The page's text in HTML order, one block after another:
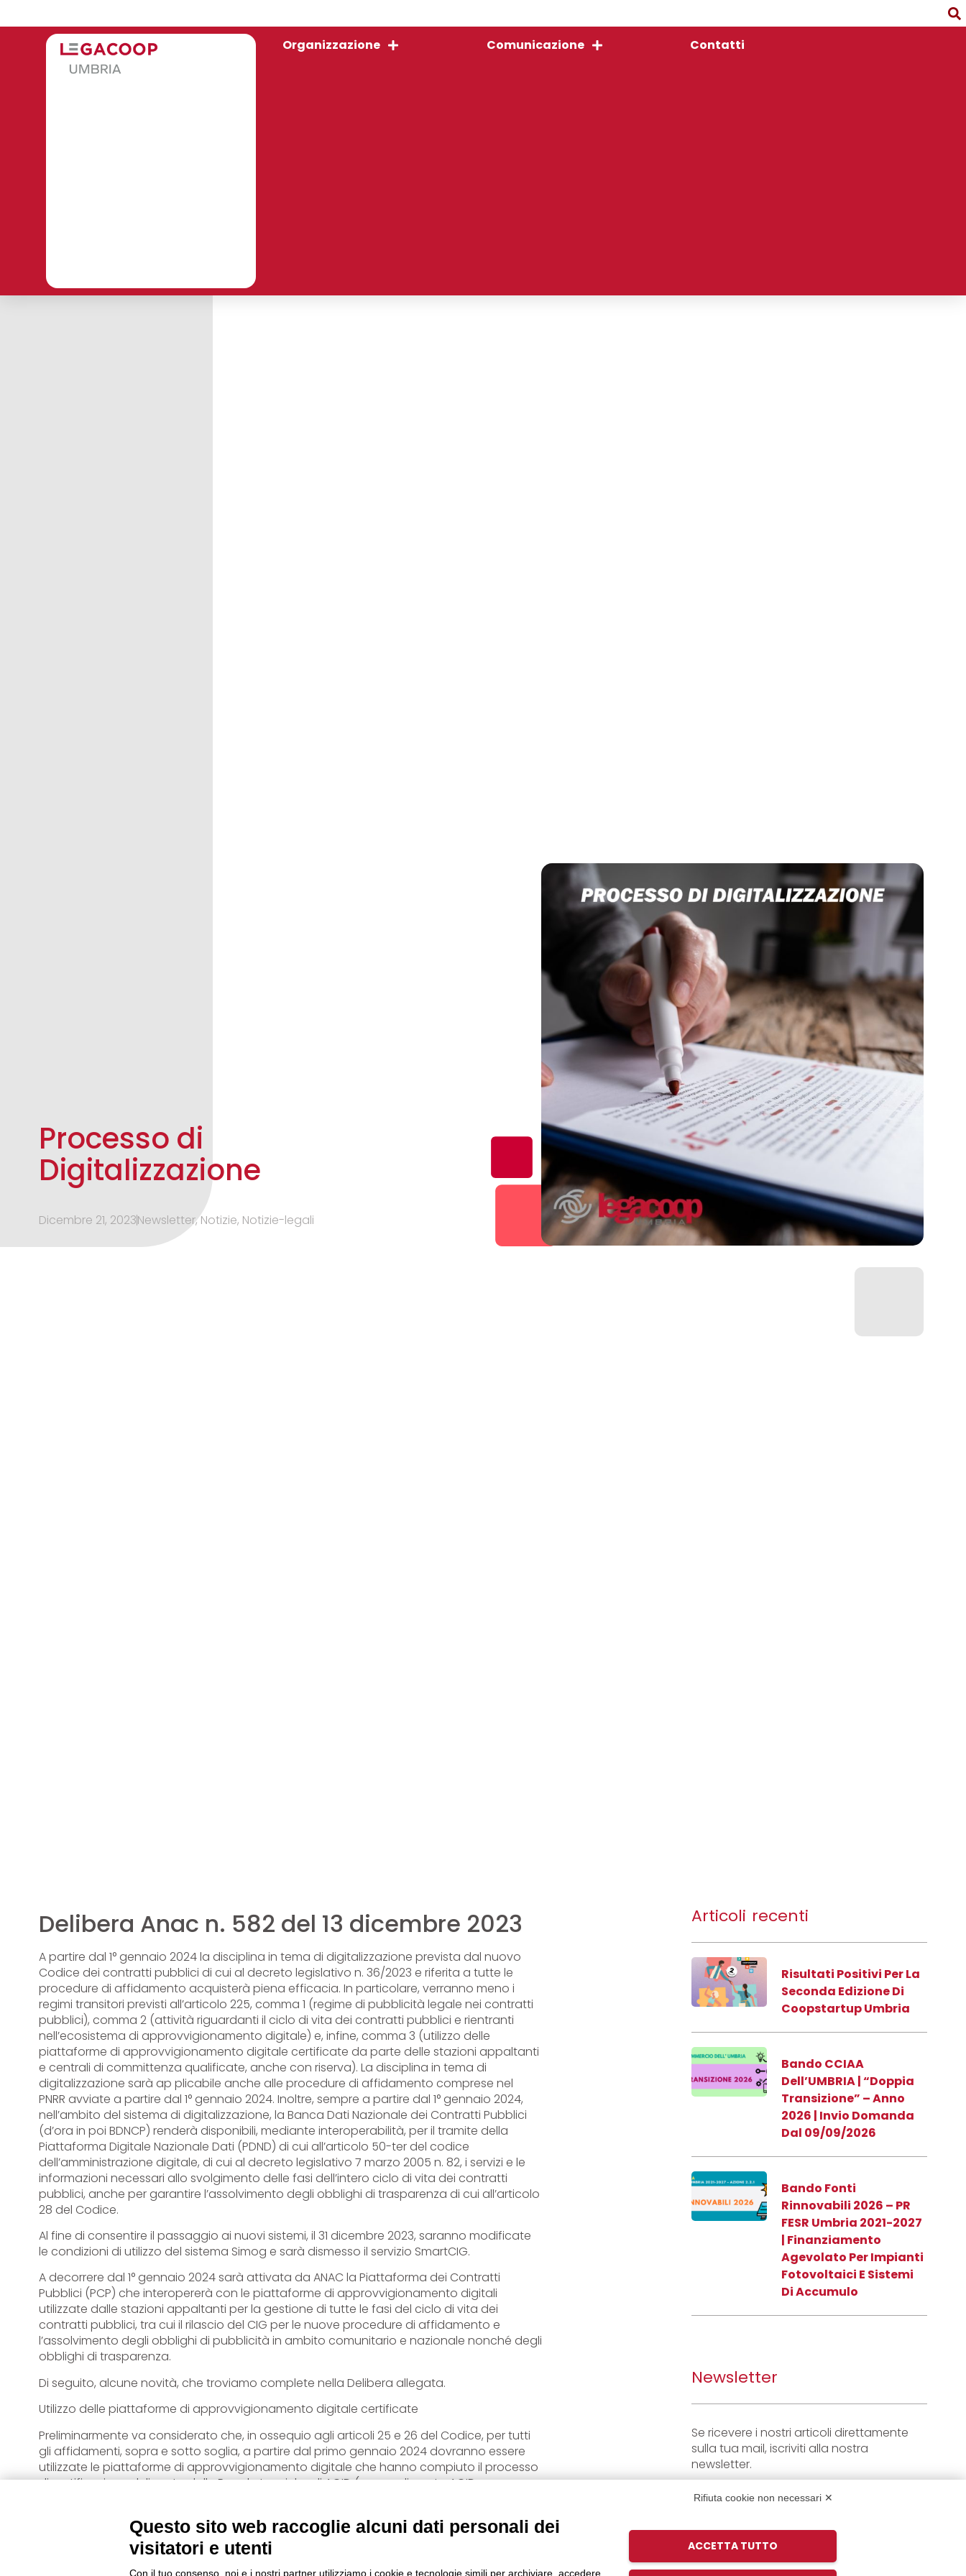
Organizzazione Comunicazione Contatti
Processo di
Digitalizzazione
Dicembre 21, 2023Newsletter,Notizie, Notizie-legali
Delibera Anac n. 582 del 13 dicembre 2023
A partire dal 1° gennaio 2024 la disciplina in tema di digitalizzazione prevista dal nuovo
Codice dei contratti pubblici di cui al decreto legislativo n. 36/2023 e riferita a tutte le
procedure di affidamento acquisterà piena efficacia. In particolare, verranno meno i
regimi transitori previsti all’articolo 225, comma 1 (regime di pubblicità legale nei contratti
pubblici), comma 2 (attività riguardanti il ciclo di vita dei contratti pubblici e rientranti
nell’ecosistema di approvvigionamento digitale) e, infine, comma 3 (utilizzo delle
piattaforme di approvvigionamento digitale certificate da parte delle stazioni appaltanti
e centrali di committenza qualificate, anche con riserva). La disciplina in tema di
digitalizzazione sarà ap plicabile anche alle procedure di affidamento comprese nel
PNRR avviate a partire dal 1° gennaio 2024. Inoltre, sempre a partire dal 1° gennaio 2024,
nell’ambito del sistema di digitalizzazione, la Banca Dati Nazionale dei Contratti Pubblici
(d’ora in poi BDNCP) renderà disponibili, mediante interoperabilità, per il tramite della
Piattaforma Digitale Nazionale Dati (PDND) di cui all’articolo 50-ter del codice
dell’amministrazione digitale, di cui al decreto legislativo 7 marzo 2005 n. 82, i servizi e le
informazioni necessari allo svolgimento delle fasi dell’intero ciclo di vita dei contratti
pubblici, anche per garantire l’assolvimento degli obblighi di trasparenza di cui all’articolo
28 del Codice.
Al fine di consentire il passaggio ai nuovi sistemi, il 31 dicembre 2023, saranno modificate
le condizioni di utilizzo del sistema Simog e sarà dismesso il servizio SmartCIG.
A decorrere dal 1° gennaio 2024 sarà attivata da ANAC la Piattaforma dei Contratti
Pubblici (PCP) che interopererà con le piattaforme di approvvigionamento digitali
utilizzate dalle stazioni appaltanti per la gestione di tutte le fasi del ciclo di vita dei
contratti pubblici, tra cui il rilascio del CIG per le nuove procedure di affidamento e
l’assolvimento degli obblighi di pubblicità in ambito comunitario e nazionale nonché degli
obblighi di trasparenza.
Di seguito, alcune novità, che troviamo complete nella Delibera allegata.
Utilizzo delle piattaforme di approvvigionamento digitale certificate
Preliminarmente va considerato che, in ossequio agli articoli 25 e 26 del Codice, per tutti
gli affidamenti, sopra e sotto soglia, a partire dal primo gennaio 2024 dovranno essere
utilizzate le piattaforme di approvvigionamento digitale che hanno compiuto il processo
di certificazione delineato dalle Regole tecniche di AGID (provvedimento AGID n.
Acquisizione del CIG a decorrere dal 1° gennaio 2024
La richiesta di CIG per procedure assoggettate al decreto legislativo n. 36/2023,
Articoli recenti
Risultati Positivi Per La
Seconda Edizione Di
Coopstartup Umbria
Bando CCIAA
Dell’UMBRIA | “Doppia
Transizione” – Anno
2026 | Invio Domanda
Dal 09/09/2026
Bando Fonti
Rinnovabili 2026 – PR
FESR Umbria 2021-2027
| Finanziamento
Agevolato Per Impianti
Fotovoltaici E Sistemi
Di Accumulo
Newsletter
Se ricevere i nostri articoli direttamente
sulla tua mail, iscriviti alla nostra
newsletter.
Iscriviti
Rifiuta cookie non necessari ✕
Questo sito web raccoglie alcuni dati personali dei
visitatori e utenti
Con il tuo consenso, noi e i nostri partner utilizziamo i cookie e tecnologie simili per archiviare, accedere
ACCETTA TUTTO